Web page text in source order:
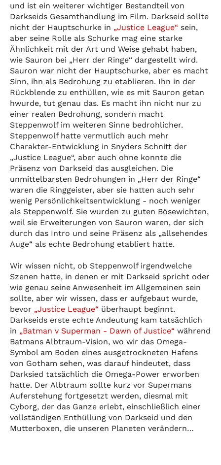
und ist ein weiterer wichtiger Bestandteil von
Darkseids Gesamthandlung im Film. Darkseid sollte
nicht der Hauptschurke in „Justice League“ sein,
aber seine Rolle als Schurke mag eine starke
Ähnlichkeit mit der Art und Weise gehabt haben,
wie Sauron bei „Herr der Ringe“ dargestellt wird.
Sauron war nicht der Hauptschurke, aber es macht
Sinn, ihn als Bedrohung zu etablieren. Ihn in der
Rückblende zu enthüllen, wie es mit Sauron getan
hwurde, tut genau das. Es macht ihn nicht nur zu
einer realen Bedrohung, sondern macht
Steppenwolf im weiteren Sinne bedrohlicher.
Steppenwolf hatte vermutlich auch mehr
Charakter-Entwicklung in Snyders Schnitt der
„Justice League“, aber auch ohne konnte die
Präsenz von Darkseid das ausgleichen. Die
unmittelbarsten Bedrohungen in „Herr der Ringe“
waren die Ringgeister, aber sie hatten auch sehr
wenig Persönlichkeitsentwicklung - noch weniger
als Steppenwolf. Sie wurden zu guten Bösewichten,
weil sie Erweiterungen von Sauron waren, der sich
durch das Intro und seine Präsenz als „allsehendes
Auge“ als echte Bedrohung etabliert hatte.
Wir wissen nicht, ob Steppenwolf irgendwelche
Szenen hatte, in denen er mit Darkseid spricht oder
wie genau seine Anwesenheit im Allgemeinen sein
sollte, aber wir wissen, dass er aufgebaut wurde,
bevor „Justice League“ überhaupt beginnt.
Darkseids erste echte Andeutung kam tatsächlich
in „Batman v Superman - Dawn of Justice“ während
Batmans Albtraum-Vision, wo wir das Omega-
Symbol am Boden eines ausgetrockneten Hafens
von Gotham sehen, was darauf hindeutet, dass
Darksied tatsächlich die Omega-Power erworben
hatte. Der Albtraum sollte kurz vor Supermans
Auferstehung fortgesetzt werden, diesmal mit
Cyborg, der das Ganze erlebt, einschließlich einer
vollständigen Enthüllung von Darkseid und den
Mutterboxen, die unseren Planeten verändern…